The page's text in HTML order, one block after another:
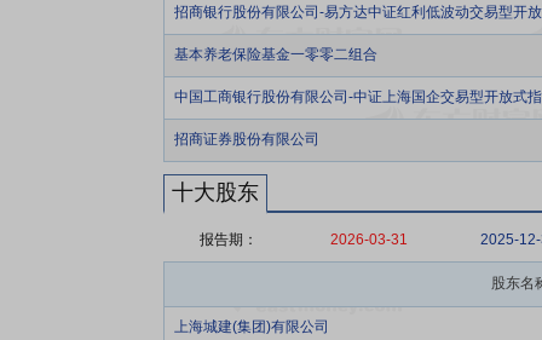
招商银行股份有限公司-易方达中证红利低波动交易型开
基本养老保险基金一零零二组合
中国工商银行股份有限公司-中证上海国企交易型开放式
招商证券股份有限公司
十大股东
报告期： 2026-03-31 2025-
股东名
上海城建(集团)有限公司